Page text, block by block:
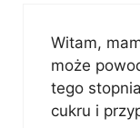
Witam,
może
tego
cukru i